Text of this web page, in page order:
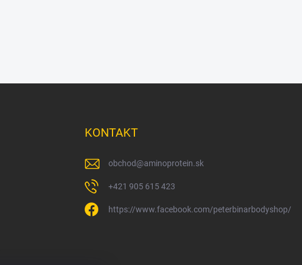
KONTAKT
obchod@aminoprotein.sk
+421 905 615 423
https://www.facebook.com/peterbinarbodyshop/